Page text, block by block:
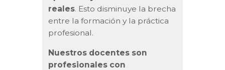
reales. Esto disminuye la brecha
entre la formación y la práctica
profesional.
Nuestros docentes son
profesionales con